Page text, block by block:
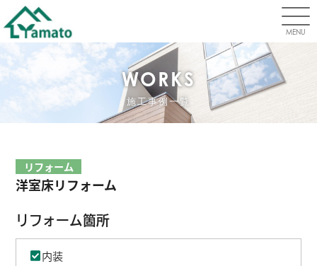
MENU
WORKS
施工事例一覧
リフォーム
洋室床リフォーム
リフォーム箇所
内装